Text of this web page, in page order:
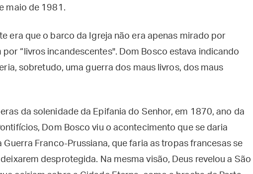
maio de 1981.
era que o barco da Igreja não era apenas mirado por
“livros incandescentes". Dom Bosco estava indicando
sobretudo, uma guerra dos maus livros, dos maus
da solenidade da Epifania do Senhor, em 1870, ano da
Dom Bosco viu o acontecimento que se daria
Guerra Franco-Prussiana, que faria as tropas francesas se
desprotegida. Na mesma visão, Deus revelou a São